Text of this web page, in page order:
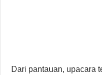
Dari pantauan, upacara